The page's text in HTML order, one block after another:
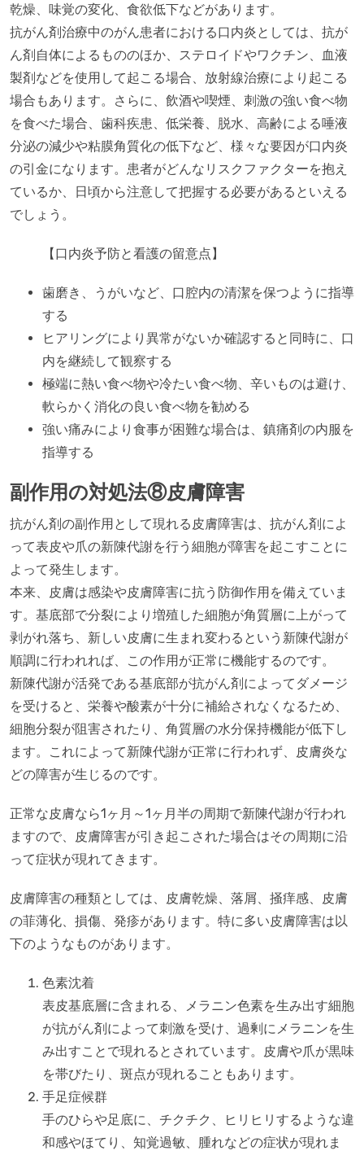
乾燥、味覚の変化、食欲低下などがあります。
抗がん剤治療中のがん患者における口内炎としては、抗が
ん剤自体によるもののほか、ステロイドやワクチン、血液
製剤などを使用して起こる場合、放射線治療により起こる
場合もあります。さらに、飲酒や喫煙、刺激の強い食べ物
を食べた場合、歯科疾患、低栄養、脱水、高齢による唾液
分泌の減少や粘膜角質化の低下など、様々な要因が口内炎
の引金になります。患者がどんなリスクファクターを抱え
ているか、日頃から注意して把握する必要があるといえる
でしょう。
【口内炎予防と看護の留意点】
歯磨き、うがいなど、口腔内の清潔を保つように指導
する
ヒアリングにより異常がないか確認すると同時に、口
内を継続して観察する
極端に熱い食べ物や冷たい食べ物、辛いものは避け、
軟らかく消化の良い食べ物を勧める
強い痛みにより食事が困難な場合は、鎮痛剤の内服を
指導する
副作用の対処法⑧皮膚障害
抗がん剤の副作用として現れる皮膚障害は、抗がん剤によ
って表皮や爪の新陳代謝を行う細胞が障害を起こすことに
よって発生します。
本来、皮膚は感染や皮膚障害に抗う防御作用を備えていま
す。基底部で分裂により増殖した細胞が角質層に上がって
剥がれ落ち、新しい皮膚に生まれ変わるという新陳代謝が
順調に行われれば、この作用が正常に機能するのです。
新陳代謝が活発である基底部が抗がん剤によってダメージ
を受けると、栄養や酸素が十分に補給されなくなるため、
細胞分裂が阻害されたり、角質層の水分保持機能が低下し
ます。これによって新陳代謝が正常に行われず、皮膚炎な
どの障害が生じるのです。
正常な皮膚なら1ヶ月～1ヶ月半の周期で新陳代謝が行われ
ますので、皮膚障害が引き起こされた場合はその周期に沿
って症状が現れてきます。
皮膚障害の種類としては、皮膚乾燥、落屑、掻痒感、皮膚
の菲薄化、損傷、発疹があります。特に多い皮膚障害は以
下のようなものがあります。
色素沈着
表皮基底層に含まれる、メラニン色素を生み出す細胞
が抗がん剤によって刺激を受け、過剰にメラニンを生
み出すことで現れるとされています。皮膚や爪が黒味
を帯びたり、斑点が現れることもあります。
手足症候群
手のひらや足底に、チクチク、ヒリヒリするような違
和感やほてり、知覚過敏、腫れなどの症状が現れま